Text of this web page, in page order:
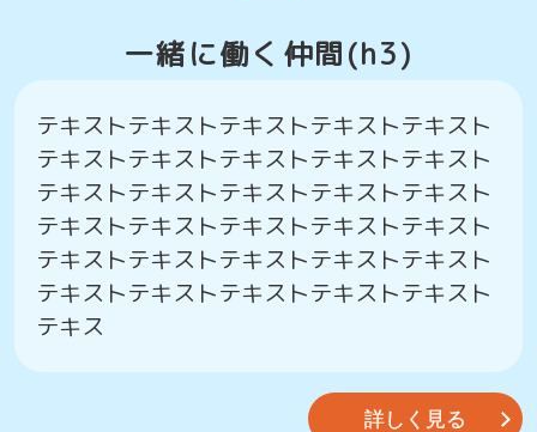
一緒に働く仲間(h3)
テキストテキストテキストテキストテキスト
テキストテキストテキストテキストテキスト
テキストテキストテキストテキストテキスト
テキストテキストテキストテキストテキスト
テキストテキストテキストテキストテキスト
テキストテキストテキストテキストテキスト
テキス
詳しく見る